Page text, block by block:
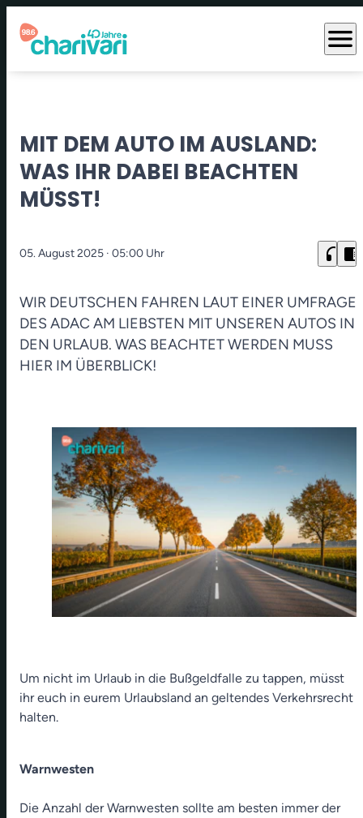
menu
MIT DEM AUTO IM AUSLAND:
WAS IHR DABEI BEACHTEN
MÜSST!
05. August 2025 · 05:00 Uhr headphones chrome_reader_mode
WIR DEUTSCHEN FAHREN LAUT EINER UMFRAGE
DES ADAC AM LIEBSTEN MIT UNSEREN AUTOS IN
DEN URLAUB. WAS BEACHTET WERDEN MUSS
HIER IM ÜBERBLICK!
Um nicht im Urlaub in die Bußgeldfalle zu tappen, müsst
ihr euch in eurem Urlaubsland an geltendes Verkehrsrecht
halten.
Warnwesten
Die Anzahl der Warnwesten sollte am besten immer der